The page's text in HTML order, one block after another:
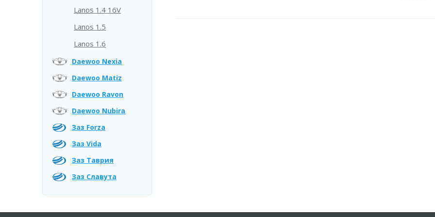
Lanos 1.4 16V
Lanos 1.5
Lanos 1.6
Daewoo Nexia
Daewoo Matiz
Daewoo Ravon
Daewoo Nubira
Заз Forza
Заз Vida
Заз Таврия
Заз Славута